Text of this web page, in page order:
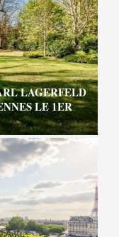
LAGERFELD
LE 1ER